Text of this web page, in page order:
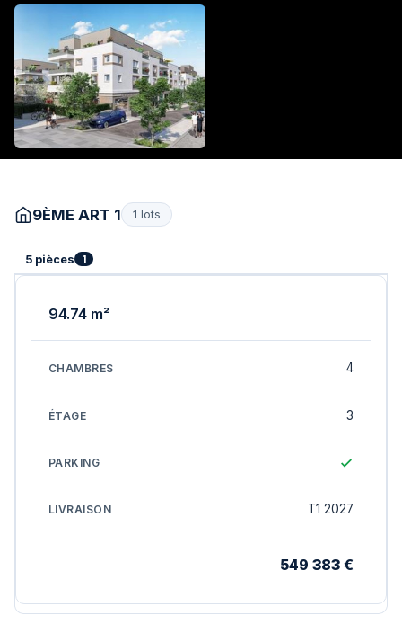
9ÈME ART 1 1 lots
5 pièces 1
94.74 m²
4
3
T1 2027
549 383 €